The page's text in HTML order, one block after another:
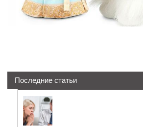
Последние статьи